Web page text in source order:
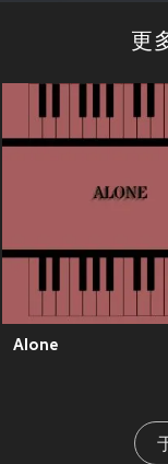
更
Alone